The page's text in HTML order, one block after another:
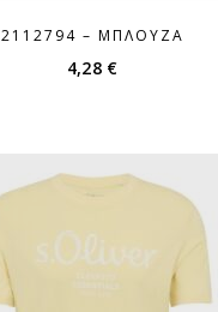
2112794 – ΜΠΛΟΎΖΑ
4,28 €